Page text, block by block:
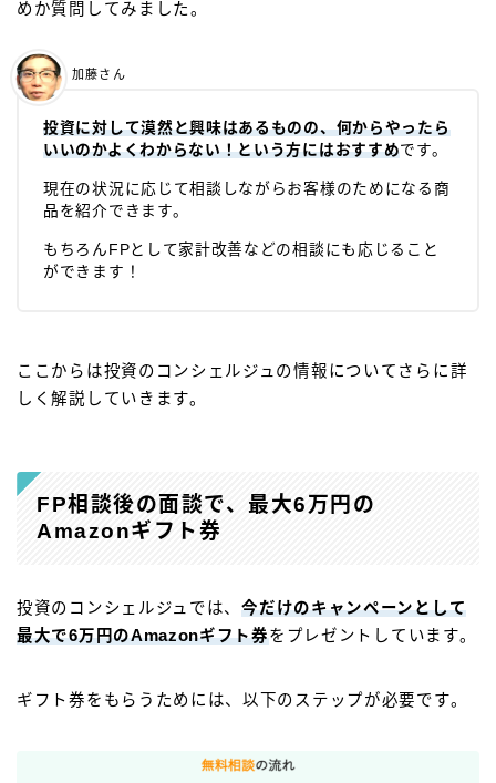
めか質問してみました。
投資に対して漠然と興味はあるものの、何からやったら
いいのかよくわからない！という方にはおすすめです。
現在の状況に応じて相談しながらお客様のためになる商
品を紹介できます。
もちろんFPとして家計改善などの相談にも応じること
ができます！
加藤さん
ここからは投資のコンシェルジュの情報についてさらに詳
しく解説していきます。
FP相談後の面談で、最大6万円の
Amazonギフト券
投資のコンシェルジュでは、今だけのキャンペーンとして
最大で6万円のAmazonギフト券をプレゼントしています。
ギフト券をもらうためには、以下のステップが必要です。